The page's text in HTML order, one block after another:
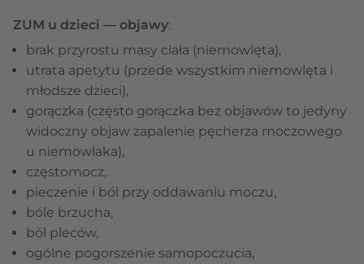
ZUM u dzieci — objawy:
brak przyrostu masy ciała (niemowlęta),
utrata apetytu (przede wszystkim niemowlęta i
młodsze dzieci),
gorączka (często gorączka bez objawów to jedyny
widoczny objaw zapalenie pęcherza moczowego
u niemowlaka),
częstomocz,
pieczenie i ból przy oddawaniu moczu,
bóle brzucha,
ból pleców,
ogólne pogorszenie samopoczucia,